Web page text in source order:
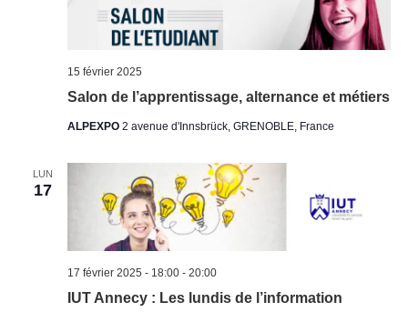
Salon de l’apprentissage, alternance et métiers
15 février 2025
ALPEXPO 2 avenue d'Innsbrück, GRENOBLE, France
LUN
17
IUT Annecy : Les lundis de l’information
17 février 2025 - 18:00- 20:00